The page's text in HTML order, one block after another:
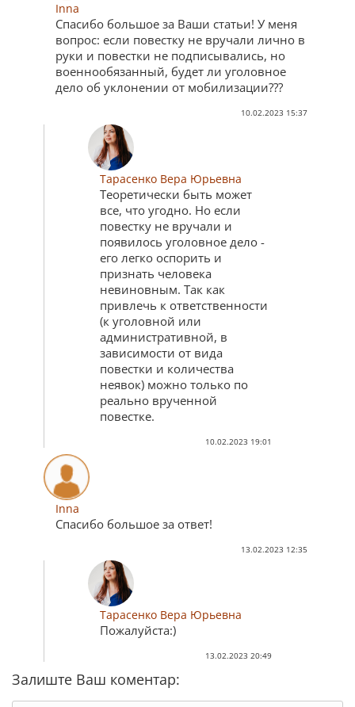
Inna
Спасибо большое за Ваши статьи! У меня
вопрос: если повестку не вручали лично в
руки и повестки не подписывались, но
военнообязанный, будет ли уголовное
дело об уклонении от мобилизации???
10.02.2023 15:37
Тарасенко Вера Юрьевна
Теоретически быть может
все, что угодно. Но если
повестку не вручали и
появилось уголовное дело -
его легко оспорить и
признать человека
невиновным. Так как
привлечь к ответственности
(к уголовной или
административной, в
зависимости от вида
повестки и количества
неявок) можно только по
реально врученной
повестке.
10.02.2023 19:01
Inna
Спасибо большое за ответ!
13.02.2023 12:35
Тарасенко Вера Юрьевна
Пожалуйста:)
13.02.2023 20:49
Залиште Ваш коментар: